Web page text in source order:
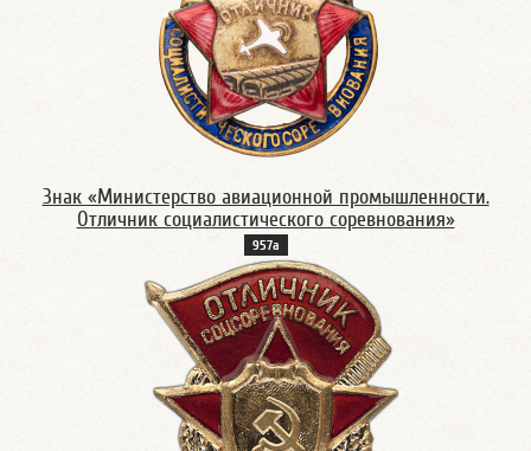
Знак «Министерство авиационной промышленности.
Отличник социалистического соревнования»
957а